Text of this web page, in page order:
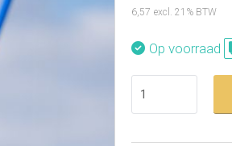
6,57 excl. 21% BTW
Op voorraad